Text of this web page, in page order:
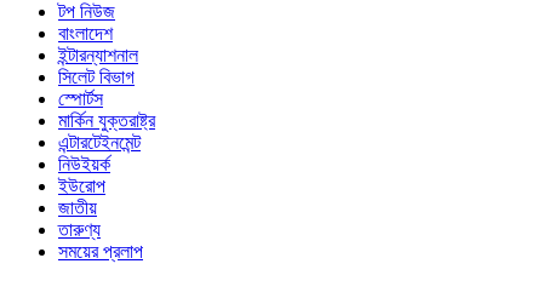
টপ নিউজ
বাংলাদেশ
ইন্টারন্যাশনাল
সিলেট বিভাগ
স্পোর্টস
মার্কিন যুক্তরাষ্ট্র
এন্টারটেইনমেন্ট
নিউইয়র্ক
ইউরোপ
জাতীয়
তারুণ্য
সময়ের প্রলাপ